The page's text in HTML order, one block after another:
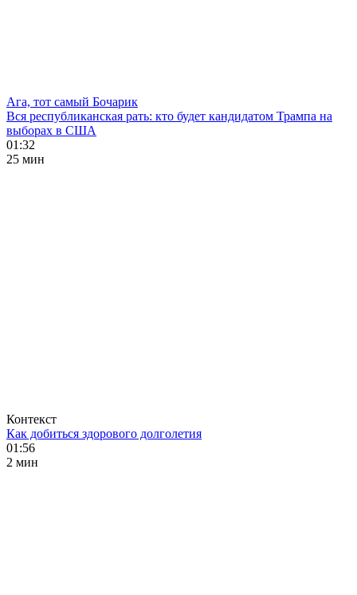
Ага, тот самый Бочарик
Вся республиканская рать: кто будет кандидатом Трампа на
выборах в США
01:32
25 мин
Контекст
Как добиться здорового долголетия
01:56
2 мин